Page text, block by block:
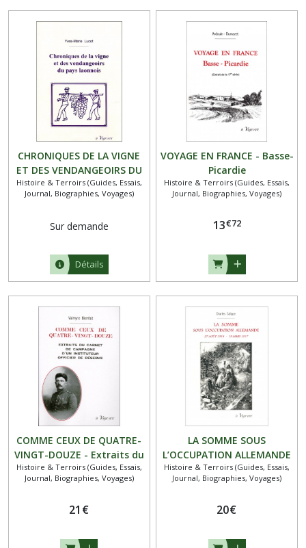
CHRONIQUES DE LA VIGNE
ET DES VENDANGEOIRS DU
PAYS LAONNOIS
Histoire & Terroirs (Guides, Essais,
Journal, Biographies, Voyages)
Sur demande
Détails
VOYAGE EN FRANCE - Basse-
Picardie
Histoire & Terroirs (Guides, Essais,
Journal, Biographies, Voyages)
13€72
COMME CEUX DE QUATRE-
VINGT-DOUZE - Extraits du
carnet de campagne d’un
instituteur officier de
Histoire & Terroirs (Guides, Essais,
Journal, Biographies, Voyages)
21 €
LA SOMME SOUS
L’OCCUPATION ALLEMANDE
- 27 août 1914 - 19 mars
1917
Histoire & Terroirs (Guides, Essais,
Journal, Biographies, Voyages)
20€